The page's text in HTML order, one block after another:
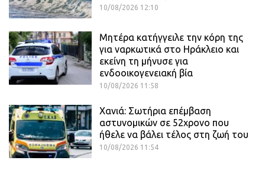
10/08/2026 12:10
Μητέρα κατήγγειλε την κόρη της
για ναρκωτικά στο Ηράκλειο και
εκείνη τη μήνυσε για
ενδοοικογενειακή βία
10/08/2026 11:58
Χανιά: Σωτήρια επέμβαση
αστυνομικών σε 52χρονο που
ήθελε να βάλει τέλος στη ζωή του
10/08/2026 11:54